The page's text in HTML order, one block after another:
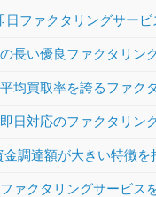
日ファクタリングサー
長い優良ファクタリン
均買取率を誇るファク
日対応のファクタリン
調達額が大きい特徴
ァクタリングサービス